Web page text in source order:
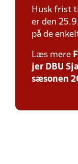
Husk frist
er den
på de
Læs mere
jer DBU
sæsonen